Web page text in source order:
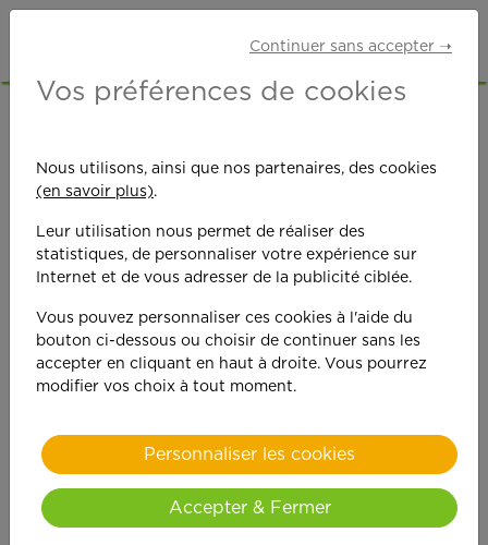
Interview de Nicol
as Le Floch,
directeur
d'agences APEF
Continuer sans accepter ➝
Vos préférences de cookies
Nous utilisons, ainsi que nos partenaires, des cookies
(en savoir plus).
Leur utilisation nous permet de réaliser des
statistiques, de personnaliser votre expérience sur
Internet et de vous adresser de la publicité ciblée.
Vous pouvez personnaliser ces cookies à l'aide du
bouton ci-dessous ou choisir de continuer sans les
accepter en cliquant en haut à droite. Vous pourrez
modifier vos choix à tout moment.
Personnaliser les cookies
Accepter & Fermer